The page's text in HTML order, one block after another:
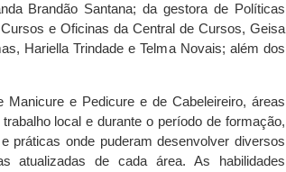
Brandão Santana; da gestora de Políticas
e Oficinas da Central de Cursos, Geisa
Hariella Trindade e Telma Novais; além dos
e Pedicure e de Cabeleireiro, áreas
local e durante o período de formação,
práticas onde puderam desenvolver diversos
atualizadas de cada área. As habilidades